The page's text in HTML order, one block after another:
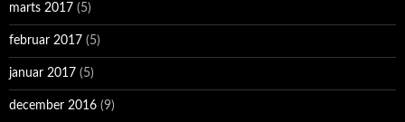
marts 2017 (5)
februar 2017 (5)
januar 2017 (5)
december 2016 (9)